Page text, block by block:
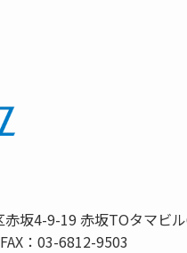
坂4-9-19 赤坂TOタマビ
：03-6812-9503